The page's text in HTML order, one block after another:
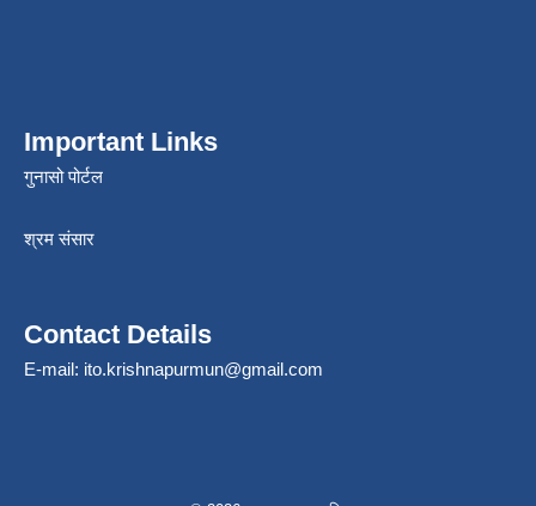
Important Links
गुनासो पोर्टल
श्रम संसार
Contact Details
E-mail: ito.krishnapurmun@gmail.com